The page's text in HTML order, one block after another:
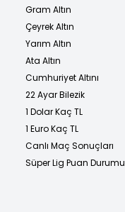
Gram Altın
Çeyrek Altın
Yarım Altın
Ata Altın
Cumhuriyet Altını
22 Ayar Bilezik
1 Dolar Kaç TL
1 Euro Kaç TL
Canlı Maç Sonuçları
Süper Lig Puan Durumu